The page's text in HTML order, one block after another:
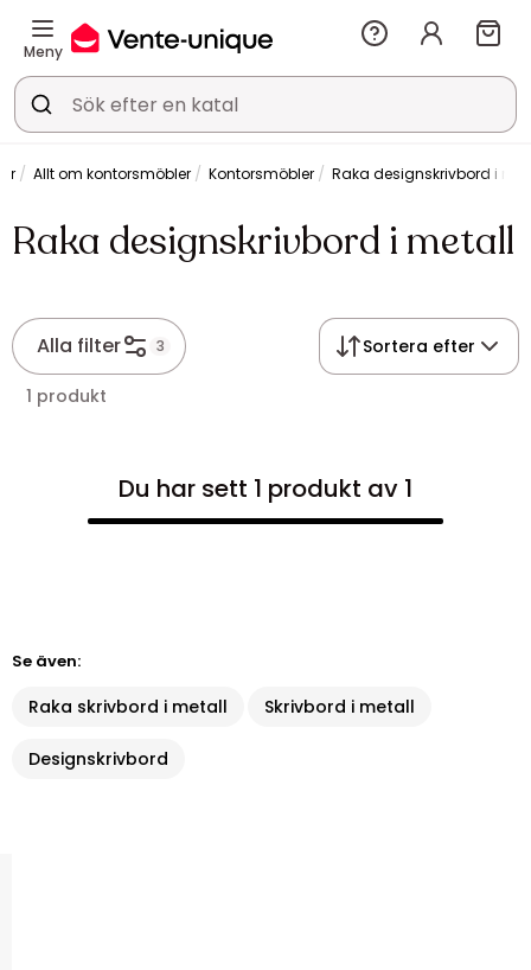
Meny
Allt om kontorsmöbler Kontorsmöbler Raka designskrivbord i
Raka designskrivbord i metall
Alla filter 3 Sortera efter
1 produkt
Du har sett 1 produkt av 1
Se även:
Raka skrivbord i metall Skrivbord i metall
Designskrivbord